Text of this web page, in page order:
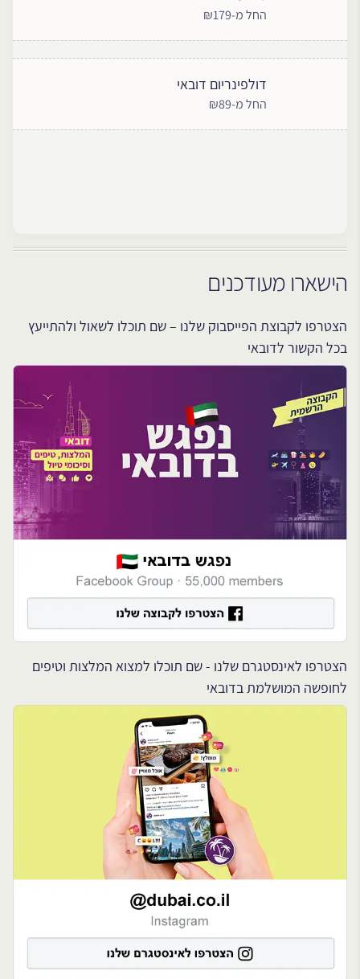
החל מ-₪179
דולפינריום דובאי
החל מ-₪89
הישארו מעודכנים
הצטרפו לקבוצת הפייסבוק שלנו – שם תוכלו לשאול ולהתייעץ
בכל הקשור לדובאי
הצטרפו לאינסטגרם שלנו - שם תוכלו למצוא המלצות וטיפים
לחופשה המושלמת בדובאי